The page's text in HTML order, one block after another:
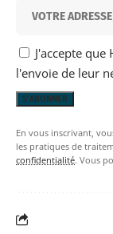
J'accepte
l'envoie de leur
En vous inscrivant,
les pratiques de
confidentialité. Vous